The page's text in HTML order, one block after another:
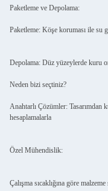
Paketleme ve Depolama:
Paketleme: Köşe koruması ile su
Depolama: Düz yüzeylerde kuru
Neden bizi seçtiniz?
Anahtarlı Çözümler:
hesaplamalarla
Özel Mühendislik:
Çalışma sıcaklığına göre